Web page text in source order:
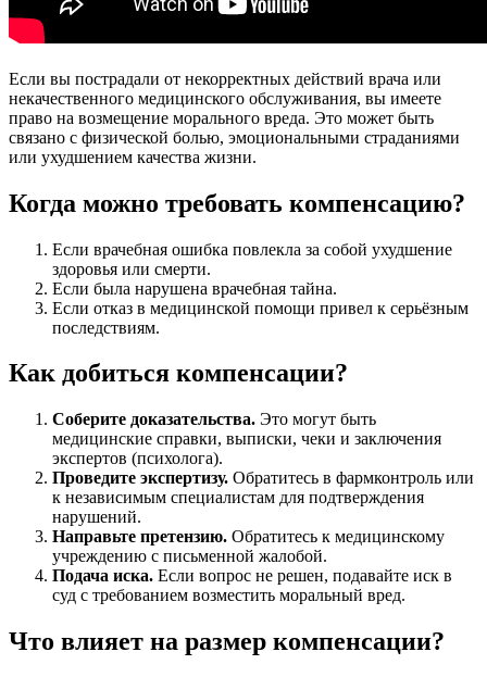
Если вы пострадали от некорректных действий врача или
некачественного медицинского обслуживания, вы имеете
право на возмещение морального вреда. Это может быть
связано с физической болью, эмоциональными страданиями
или ухудшением качества жизни.
Когда можно требовать компенсацию?
Если врачебная ошибка повлекла за собой ухудшение
здоровья или смерти.
Если была нарушена врачебная тайна.
Если отказ в медицинской помощи привел к серьёзным
последствиям.
Как добиться компенсации?
Соберите доказательства. Это могут быть
медицинские справки, выписки, чеки и заключения
экспертов (психолога).
Проведите экспертизу. Обратитесь в фармконтроль или
к независимым специалистам для подтверждения
нарушений.
Направьте претензию. Обратитесь к медицинскому
учреждению с письменной жалобой.
Подача иска. Если вопрос не решен, подавайте иск в
суд с требованием возместить моральный вред.
Что влияет на размер компенсации?